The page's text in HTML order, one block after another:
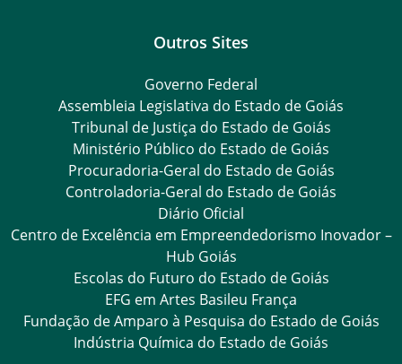
Outros Sites
Governo Federal
Assembleia Legislativa do Estado de Goiás
Tribunal de Justiça do Estado de Goiás
Ministério Público do Estado de Goiás
Procuradoria-Geral do Estado de Goiás
Controladoria-Geral do Estado de Goiás
Diário Oficial
Centro de Excelência em Empreendedorismo Inovador –
Hub Goiás
Escolas do Futuro do Estado de Goiás
EFG em Artes Basileu França
Fundação de Amparo à Pesquisa do Estado de Goiás
Indústria Química do Estado de Goiás